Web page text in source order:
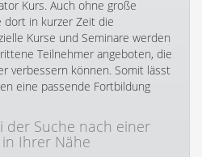
Kurs. Auch ohne große
dort in kurzer Zeit die
Kurse und Seminare werden
Teilnehmer angeboten, die
verbessern können. Somit lässt
eine passende Fortbildung
der Suche nach einer
Ihrer Nähe